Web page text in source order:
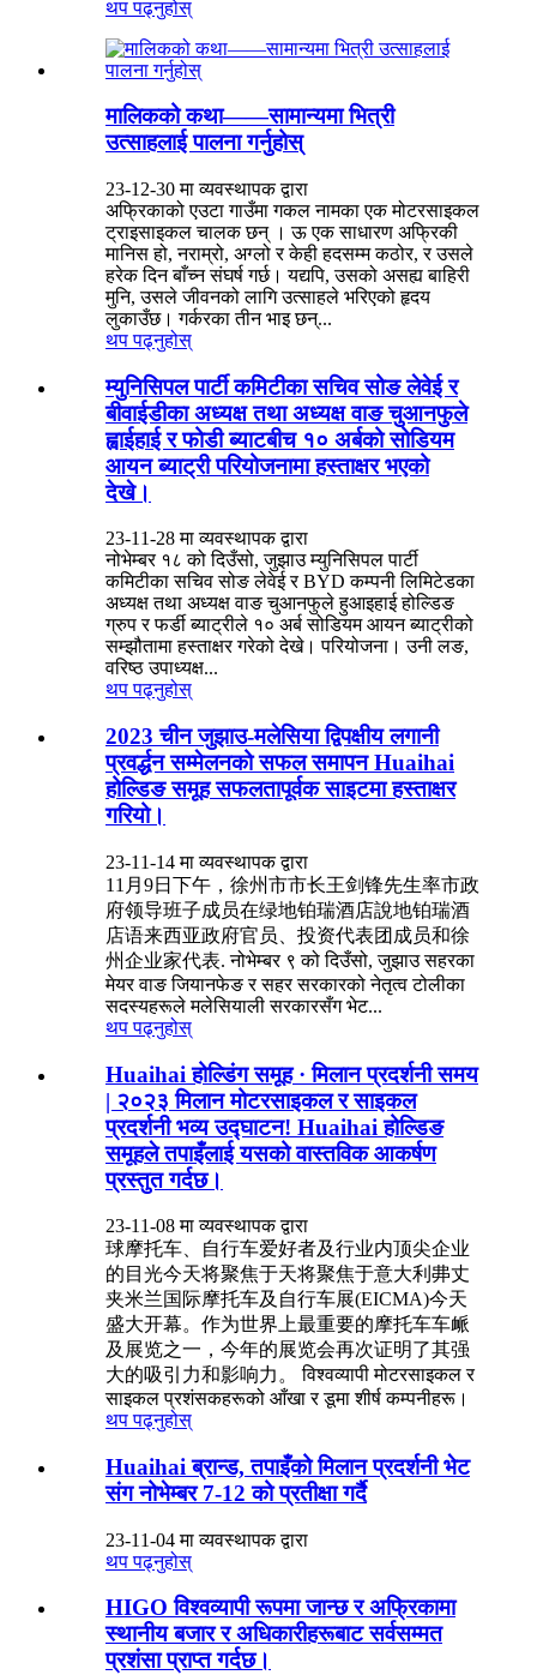
थप पढ्नुहोस्
मालिकको कथा——सामान्यमा भित्री
उत्साहलाई पालना गर्नुहोस्
23-12-30 मा व्यवस्थापक द्वारा
अफ्रिकाको एउटा गाउँमा गकल नामका एक मोटरसाइकल
ट्राइसाइकल चालक छन् । ऊ एक साधारण अफ्रिकी
मानिस हो, नराम्रो, अग्लो र केही हदसम्म कठोर, र उसले
हरेक दिन बाँच्न संघर्ष गर्छ। यद्यपि, उसको असह्य बाहिरी
मुनि, उसले जीवनको लागि उत्साहले भरिएको हृदय
लुकाउँछ। गर्करका तीन भाइ छन्...
थप पढ्नुहोस्
म्युनिसिपल पार्टी कमिटीका सचिव सोङ लेवेई र
बीवाईडीका अध्यक्ष तथा अध्यक्ष वाङ चुआनफुले
ह्वाईहाई र फोडी ब्याटबीच १० अर्बको सोडियम
आयन ब्याट्री परियोजनामा ​​हस्ताक्षर भएको
देखे।
23-11-28 मा व्यवस्थापक द्वारा
नोभेम्बर १८ को दिउँसो, जुझाउ म्युनिसिपल पार्टी
कमिटीका सचिव सोङ लेवेई र BYD कम्पनी लिमिटेडका
अध्यक्ष तथा अध्यक्ष वाङ चुआनफुले हुआइहाई होल्डिङ
ग्रुप र फर्डी ब्याट्रीले १० अर्ब सोडियम आयन ब्याट्रीको
सम्झौतामा हस्ताक्षर गरेको देखे। परियोजना। उनी लङ,
वरिष्ठ उपाध्यक्ष...
थप पढ्नुहोस्
2023 चीन जुझाउ-मलेसिया द्विपक्षीय लगानी
प्रवर्द्धन सम्मेलनको सफल समापन Huaihai
होल्डिङ समूह सफलतापूर्वक साइटमा हस्ताक्षर
गरियो।
23-11-14 मा व्यवस्थापक द्वारा
11月9日下午，徐州市市长王剑锋先生率市政
府领导班子成员在绿地铂瑞酒店說地铂瑞酒
店语来西亚政府官员、投资代表团成员和徐
州企业家代表. नोभेम्बर ९ को दिउँसो, जुझाउ सहरका
मेयर वाङ जियानफेङ र सहर सरकारको नेतृत्व टोलीका
सदस्यहरूले मलेसियाली सरकारसँग भेट...
थप पढ्नुहोस्
Huaihai होल्डिंग समूह · मिलान प्रदर्शनी समय
| २०२३ मिलान मोटरसाइकल र साइकल
प्रदर्शनी भव्य उद्घाटन! Huaihai होल्डिङ
समूहले तपाइँलाई यसको वास्तविक आकर्षण
प्रस्तुत गर्दछ।
23-11-08 मा व्यवस्थापक द्वारा
球摩托车、自行车爱好者及行业内顶尖企业
的目光今天将聚焦于天将聚焦于意大利丳丈
夹米兰国际摩托车及自行车展(EICMA)今天
盛大开幕。作为世界上最重要的摩托车车衇
及展览之一，今年的展览会再次证明了其强
大的吸引力和影响力。 विश्वव्यापी मोटरसाइकल र
साइकल प्रशंसकहरूको आँखा र डूमा शीर्ष कम्पनीहरू।
थप पढ्नुहोस्
Huaihai ब्रान्ड, तपाइँको मिलान प्रदर्शनी भेट
संग नोभेम्बर 7-12 को प्रतीक्षा गर्दै
23-11-04 मा व्यवस्थापक द्वारा
थप पढ्नुहोस्
HIGO विश्वव्यापी रूपमा जान्छ र अफ्रिकामा
स्थानीय बजार र अधिकारीहरूबाट सर्वसम्मत
प्रशंसा प्राप्त गर्दछ।